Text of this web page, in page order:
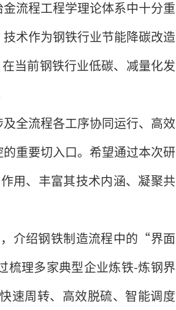
流程工程学理论体系中十分重
术作为钢铁行业节能降碳改造
当前钢铁行业低碳、减量化发
全流程各工序协同运行、高效
重要切入口。希望通过本次研
用、丰富其技术内涵、凝聚共
介绍钢铁制造流程中的“界面
理多家典型企业炼铁-炼钢界
速周转、高效脱硫、智能调度